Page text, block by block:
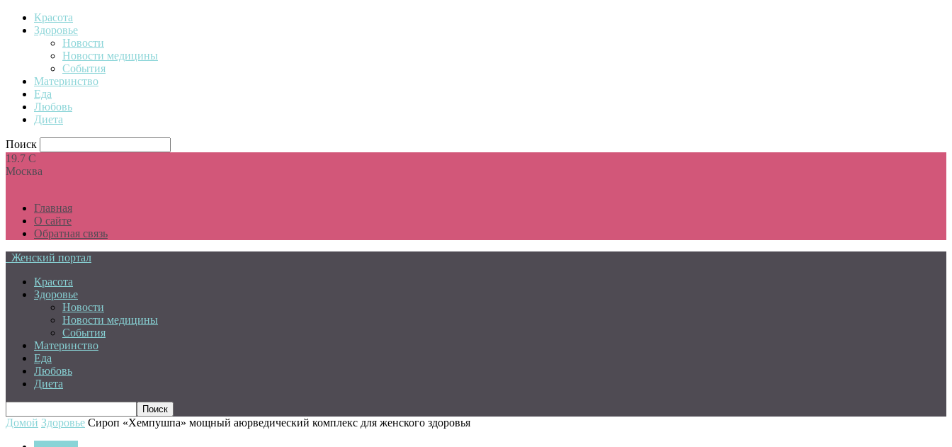
Красота
Здоровье
Новости
Новости медицины
События
Материнство
Еда
Любовь
Диета
Поиск
19.7 C
Москва
Главная
О сайте
Обратная связь
Женский портал
Красота
Здоровье
Новости
Новости медицины
События
Материнство
Еда
Любовь
Диета
Домой Здоровье Сироп «Хемпушпа» мощный аюрведический комплекс для женского здоровья